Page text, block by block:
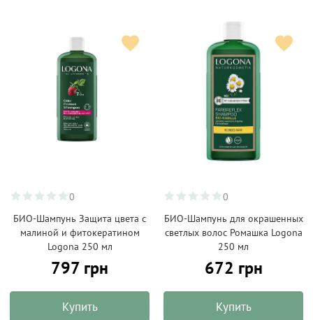
0
БИО-Шампунь Защита цвета с
малиной и фитокератином
Logona 250 мл
797 грн
Купить
0
БИО-Шампунь для окрашенных
светлых волос Ромашка Logona
250 мл
672 грн
Купить